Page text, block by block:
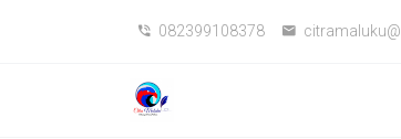
082399108378